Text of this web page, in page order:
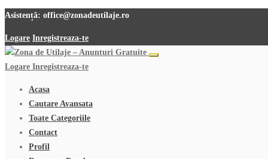
Asistență: office@zonadeutilaje.ro
Logare Inregistreaza-te
Logare Inregistreaza-te
Acasa
Cautare Avansata
Toate Categoriile
Contact
Profil